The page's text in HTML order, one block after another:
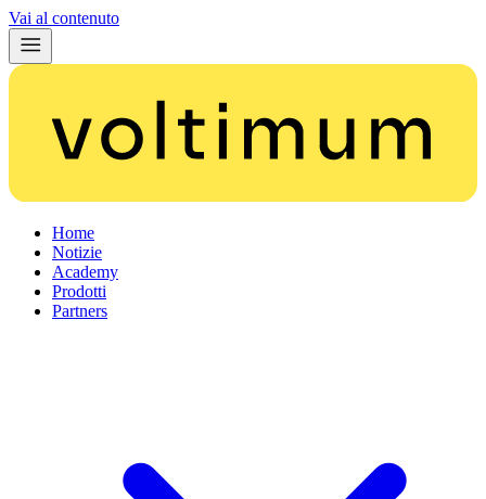
Vai al contenuto
Home
Notizie
Academy
Prodotti
Partners